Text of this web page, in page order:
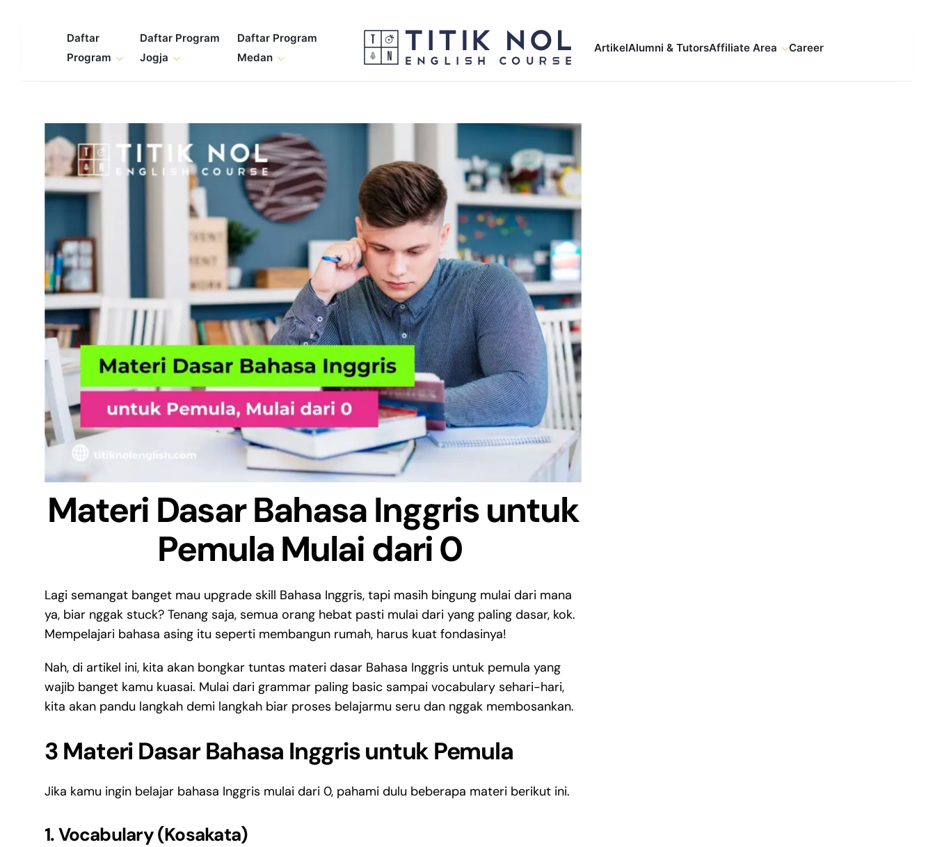
Daftar
Program
Daftar Program
Jogja
Daftar Program
Medan
ArtikelAlumni & TutorsAffiliate Area Career
Materi Dasar Bahasa Inggris untuk
Pemula Mulai dari 0
Lagi semangat banget mau upgrade skill Bahasa Inggris, tapi masih bingung mulai dari mana
ya, biar nggak stuck? Tenang saja, semua orang hebat pasti mulai dari yang paling dasar, kok.
Mempelajari bahasa asing itu seperti membangun rumah, harus kuat fondasinya!
Nah, di artikel ini, kita akan bongkar tuntas materi dasar Bahasa Inggris untuk pemula yang
wajib banget kamu kuasai. Mulai dari grammar paling basic sampai vocabulary sehari-hari,
kita akan pandu langkah demi langkah biar proses belajarmu seru dan nggak membosankan.
3 Materi Dasar Bahasa Inggris untuk Pemula
Jika kamu ingin belajar bahasa Inggris mulai dari 0, pahami dulu beberapa materi berikut ini.
1. Vocabulary (Kosakata)